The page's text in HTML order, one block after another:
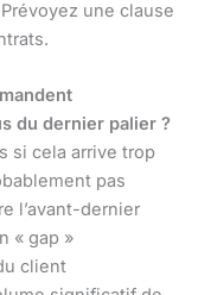
une clause
du dernier palier ?
si cela arrive trop
pas
l’avant-dernier
« gap »
client